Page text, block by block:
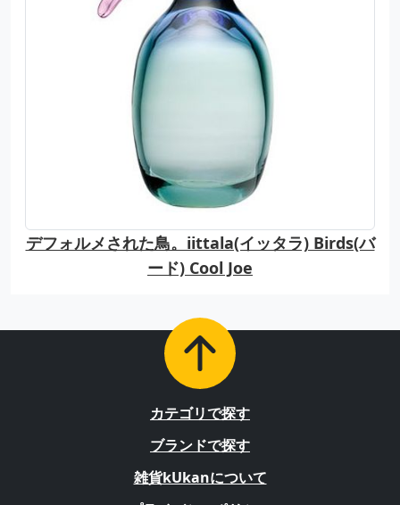
デフォルメされた鳥。iittala(イッタラ) Birds(バ
ード) Cool Joe
カテゴリで探す
ブランドで探す
雑貨kUkanについて